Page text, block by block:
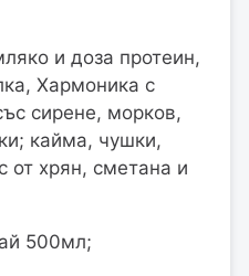
и доза протеин,
Хармоника с
сирене, морков,
кайма, чушки,
от хрян, сметана и
500мл;